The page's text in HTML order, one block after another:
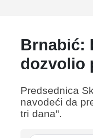
Brnabić:
dozvolio
Predsednica
navodeći da
tri dana".